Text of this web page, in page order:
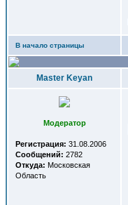
В начало страницы
Master Keyan
Модератор
Регистрация: 31.08.2006
Сообщений: 2782
Откуда: Московская
Область